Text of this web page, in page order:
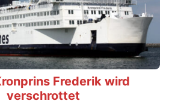
Frederik wird
verschrottet